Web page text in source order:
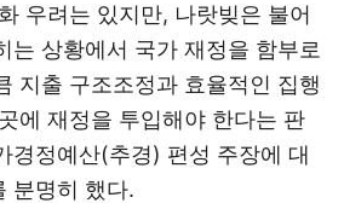
우려는 있지만, 나랏빚은 불어
는 상황에서 국가 재정을 함부로
지출 구조조정과 효율적인 집행
에 재정을 투입해야 한다는 판
경정예산(추경) 편성 주장에 대
분명히 했다.